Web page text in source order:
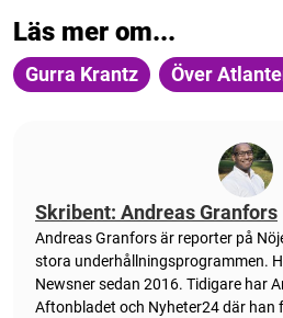
Läs mer om...
Gurra Krantz Över
Skribent: Andreas Granfors
Andreas Granfors är reporter på
stora underhållningsprogrammen.
Newsner sedan 2016. Tidigare har
Aftonbladet och Nyheter24 där han